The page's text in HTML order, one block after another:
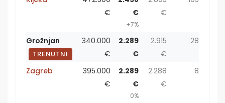
€
€
+7%
€
Grožnjan
TRENUTNI
340.000
€
2.289
€
2.915
€
28
Zagreb
395.000
€
2.289
€
0%
2.288
€
8